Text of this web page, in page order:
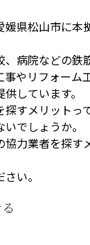
県松山市に本
、病院などの鉄
やリフォーム
しています。
探すメリットっ
でしょうか。
力業者を探す
い。